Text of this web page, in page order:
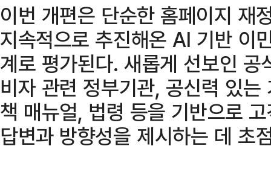
이번 개편은 단순한 홈페이지 재
지속적으로 추진해온 AI 기반 이
계로 평가된다. 새롭게 선보인
비자 관련 정부기관, 공신력 있
책 매뉴얼, 법령 등을 기반으로
답변과 방향성을 제시하는 데 초